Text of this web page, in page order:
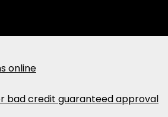
online
bad credit guaranteed approval